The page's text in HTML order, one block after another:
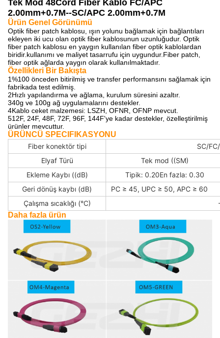
Tek Mod 48Cord Fiber Kablo FC/APC
2.00mm+0.7M--SC/APC 2.00mm+0.7M
Ürün Genel Görünümü
Optik fiber patch kablosu, ışın yolunu bağlamak için bağlantıları
ekleyen iki ucu olan optik fiber kablosunun uzunluğudur. Optik
fiber patch kablosu en yaygın kullanılan fiber optik kablolardan
biridir.kullanımı ve maliyet tasarrufu için uygundur.Fiber patch,
fiber optik ağlarda yaygın olarak kullanılmaktadır.
Özellikleri Bir Bakışta
1%100 önceden bitirilmiş ve transfer performansını sağlamak için
fabrikada test edilmiş.
2Hızlı yapılandırma ve ağlama, kurulum süresini azaltır.
340g ve 100g ağ uygulamalarını destekler.
4Kablo ceket malzemesi: LSZH, OFNR, OFNP mevcut.
512F, 24F, 48F, 72F, 96F, 144F'ye kadar destekler, özelleştirilmiş
ürünler mevcuttur.
ÜRÜNCÜ SPECIFIKASYONU
Fiber konektör tipi
SC/
Elyaf Türü
Tek mod ((SM)
Ekleme Kaybı ((dB)
Tipik: 0.20En fazla: 0.30
Geri dönüş kaybı (dB)
PC ≥ 45, UPC ≥ 50, APC ≥ 60
Çalışma sıcaklığı (°C)
Daha fazla ürün